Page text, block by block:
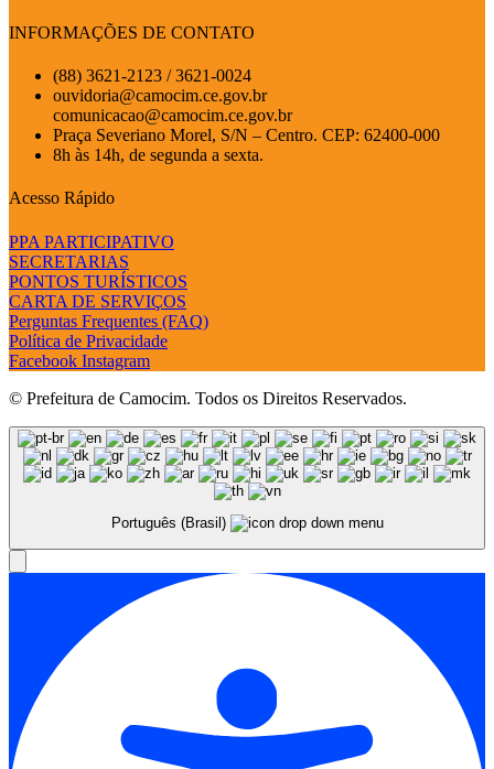
INFORMAÇÕES DE CONTATO
(88) 3621-2123 / 3621-0024
ouvidoria@camocim.ce.gov.br
comunicacao@camocim.ce.gov.br
Praça Severiano Morel, S/N – Centro. CEP: 62400-000
8h às 14h, de segunda a sexta.
Acesso Rápido
PPA PARTICIPATIVO
SECRETARIAS
PONTOS TURÍSTICOS
CARTA DE SERVIÇOS
Perguntas Frequentes (FAQ)
Política de Privacidade
Facebook Instagram
© Prefeitura de Camocim. Todos os Direitos Reservados.
Português (Brasil)